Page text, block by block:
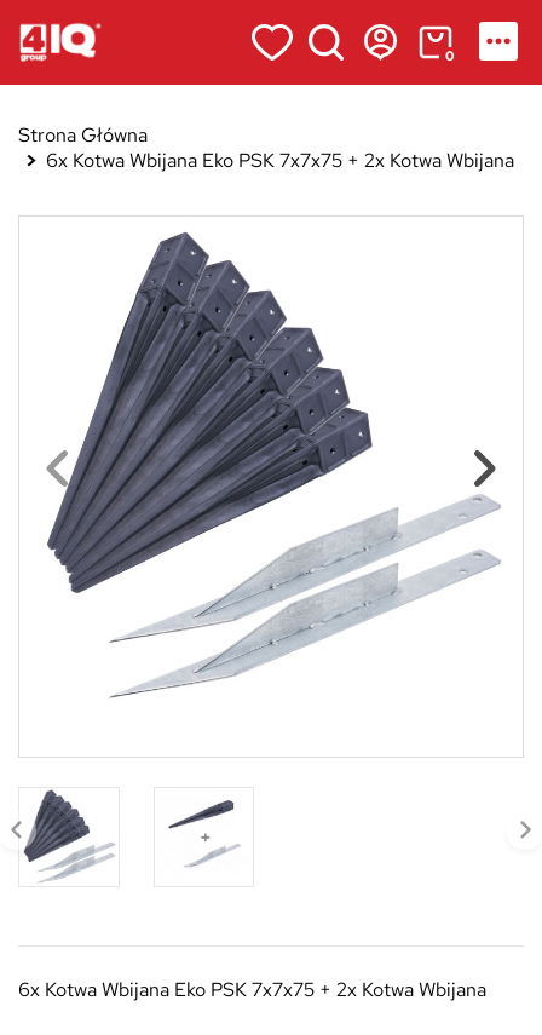
0
Strona Główna
6x Kotwa Wbijana Eko PSK 7x7x75 + 2x Kotwa Wbijana
6x Kotwa Wbijana Eko PSK 7x7x75 + 2x Kotwa Wbijana